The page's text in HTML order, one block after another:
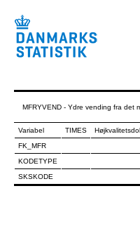
MFRYVEND - Ydre vending fra det
Variabel
TIMES
FK_MFR
KODETYPE
SKSKODE